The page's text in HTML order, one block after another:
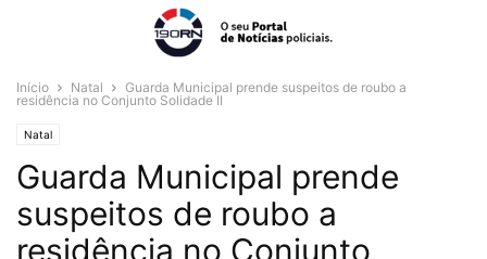
Início Natal
Guarda Municipal prende suspeitos de roubo a
residência no Conjunto Solidade II
Natal
Guarda Municipal prende
suspeitos de roubo a
residência no Conjunto